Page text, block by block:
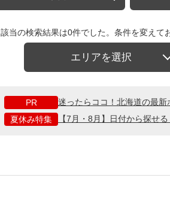
該当の検索結果は0件でした。条件を変えて
エリアを選択
PR
迷ったらココ！北海道の最
夏休み特集
【7月・8月】日付から探せ